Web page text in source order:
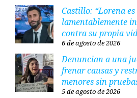
Castillo: “Lorena
lamentablemente
contra su propia
6 de agosto de 2026
Denuncian a una
frenar causas y
menores sin
5 de agosto de 2026